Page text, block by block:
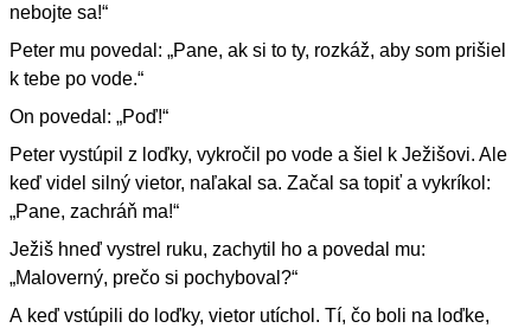
nebojte sa!“
Peter mu povedal: „Pane, ak si to ty, rozkáž, aby som prišiel
k tebe po vode.“
On povedal: „Poď!“
Peter vystúpil z loďky, vykročil po vode a šiel k Ježišovi. Ale
keď videl silný vietor, naľakal sa. Začal sa topiť a vykríkol:
„Pane, zachráň ma!“
Ježiš hneď vystrel ruku, zachytil ho a povedal mu:
„Maloverný, prečo si pochyboval?“
A keď vstúpili do loďky, vietor utíchol. Tí, čo boli na loďke,